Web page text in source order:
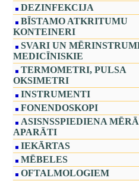
DEZINFEKCIJA
BĪSTAMO ATKRITUMU
KONTEINERI
SVARI UN
MEDICĪNISKIE
TERMOMETRI, PULSA
OKSIMETRI
INSTRUMENTI
FONENDOSKOPI
ASISNSSPIEDIENA
APARĀTI
IEKĀRTAS
MĒBELES
OFTALMOLOGIEM